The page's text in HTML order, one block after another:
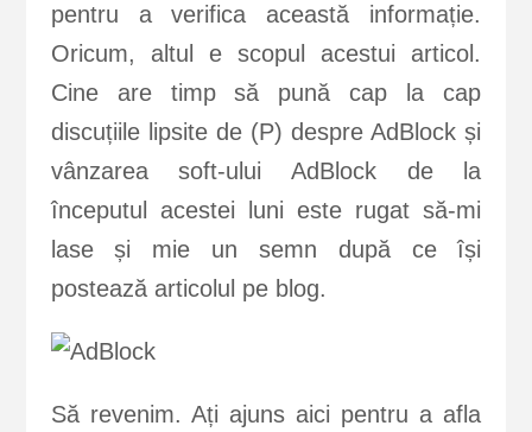
pentru a verifica această informație.
Oricum, altul e scopul acestui articol.
Cine are timp să pună cap la cap
discuțiile lipsite de (P) despre AdBlock și
vânzarea soft-ului AdBlock de la
începutul acestei luni este rugat să-mi
lase și mie un semn după ce își
postează articolul pe blog.
Să revenim. Ați ajuns aici pentru a afla